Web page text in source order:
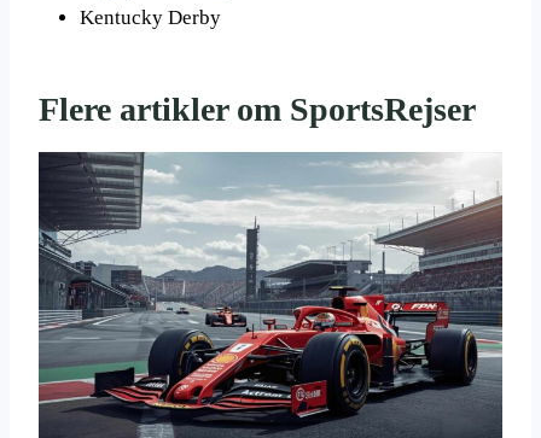
Kentucky Derby
Flere artikler om SportsRejser